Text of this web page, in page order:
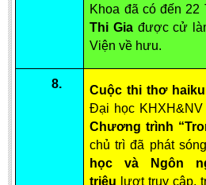
Khoa đã có đến
Thi Giađược cử
Viện về hưu.
8. Cuộc thi thơ haiku
Đại học
Chương trình
chủ trì đã phát
học và Ngôn
triệu lượt truy cập,